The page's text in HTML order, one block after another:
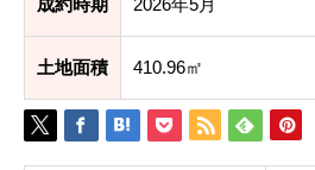
土地面積 410.96㎡